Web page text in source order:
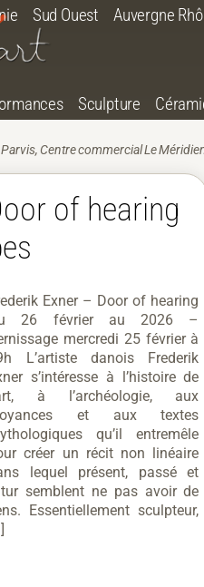
Sud Ouest Auvergne
Sculpture
Parvis, Centre commercial Le
of hearing
Exner – Door of hearing
26 février au 2026 –
mercredi 25 février à
L’artiste danois Frederik
s’intéresse à l’histoire de
à l’archéologie, aux
et aux textes
qu’il entremêle
créer un récit non linéaire
lequel présent, passé et
semblent ne pas avoir de
Essentiellement sculpteur,